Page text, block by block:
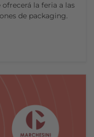
la feria a las
de packaging.